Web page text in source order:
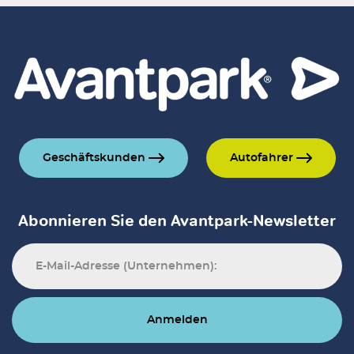
Geschäftskunden Autofahrer
Abonnieren Sie den Avantpark-Newsletter
Anmelden